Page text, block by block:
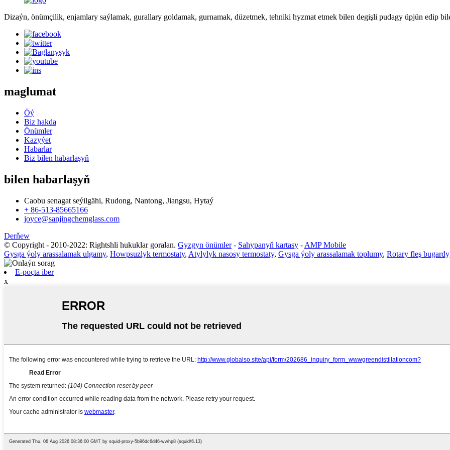
Dizaýn, önümçilik, enjamlary saýlamak, gurallary goldamak, gurnamak, düzetmek, tehniki hyzmat etmek bilen degişli pudagy üpjün edip
maglumat
Öý
Biz hakda
Önümler
Kazyýet
Habarlar
Biz bilen habarlaşyň
bilen habarlaşyň
Caobu senagat seýilgähi, Rudong, Nantong, Jiangsu, Hytaý
+ 86-513-85665166
joyce@sanjingchemglass.com
Derňew
© Copyright - 2010-2022: Rightshli hukuklar goralan. Gyzgyn önümler- Sahypanyň kartasy - AMP Mobile
Gysga ýoly arassalamak ulgamy, Howpsuzlyk termostaty, Atylylyk nasosy termostaty, Gysga ýoly arassalamak toplumy, Rotary fleş
E-poçta iber
x